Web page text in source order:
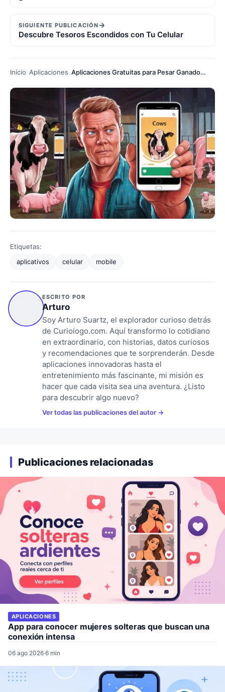
SIGUIENTE PUBLICACIÓN→
Descubre Tesoros Escondidos con Tu Celular
Início Aplicaciones Aplicaciones Gratuitas para Pesar Ganado y Animales
Etiquetas:
aplicativos
celular mobile
ESCRITO POR
Arturo
Soy Arturo Suartz, el explorador curioso detrás
de Curioiogo.com. Aquí transformo lo cotidiano
en extraordinario, con historias, datos curiosos
y recomendaciones que te sorprenderán. Desde
aplicaciones innovadoras hasta el
entretenimiento más fascinante, mi misión es
hacer que cada visita sea una aventura. ¿Listo
para descubrir algo nuevo?
Ver todas las publicaciones del autor
Publicaciones relacionadas
APLICACIONES
App para conocer mujeres solteras que buscan una
conexión intensa
06 ago 2026·6 min